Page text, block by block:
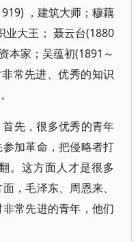
，建筑大师；穆藕
业大王； 聂云台(1880
本家；吴蕴初(1891～
常先进、优秀的知识
先，很多优秀的青年
加革命，把侵略者打
。这方面人才是很多
，毛泽东、周恩来、
常先进的青年，他们